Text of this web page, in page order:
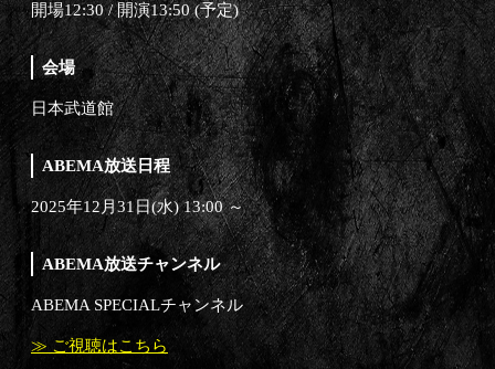
開場12:30 / 開演13:50 (予定)
会場
日本武道館
ABEMA放送日程
2025年12月31日(水) 13:00 ～
ABEMA放送チャンネル
ABEMA SPECIALチャンネル
≫ ご視聴はこちら